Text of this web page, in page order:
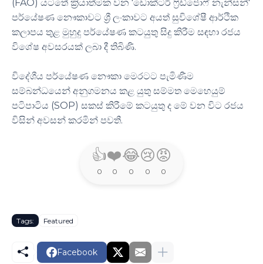
(FAO) යටතේ ක්‍රියාත්මක වන 'ඩොක්ටර් ෆ්‍රිඩ්ජොෆ් නැන්සන්'
පර්යේෂණ නෞකාවට ශ්‍රී ලංකාවට අයත් සුවිශේෂී ආර්ථික
කලාපය තුළ මුහුදු පර්යේෂණ කටයුතු සිදු කිරීම සඳහා රජය
විශේෂ අවසරයක් ලබා දී තිබිණි.
විදේශීය පර්යේෂණ නෞකා මෙරටට පැමිණීම
සම්බන්ධයෙන් අනුගමනය කළ යුතු සම්මත මෙහෙයුම්
පටිපාටිය (SOP) සකස් කිරීමේ කටයුතු ද මේ වන විට රජය
විසින් අවසන් කරමින් පවතී.
👍
0
❤️
0
😂
0
😢
0
😡
0
Tags: Featured
Facebook